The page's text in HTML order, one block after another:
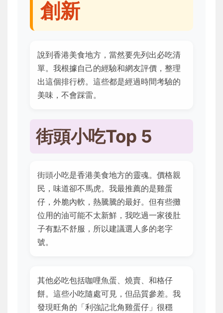
創新
說到香港美食地方，當然要先列出必吃清
單。我根據自己的經驗和網友評價，整理
出這個排行榜。這些都是經過時間考驗的
美味，不會踩雷。
街頭小吃Top 5
街頭小吃是香港美食地方的靈魂。價格親
民，味道卻不馬虎。我最推薦的是雞蛋
仔，外脆內軟，熱騰騰的最好。但有些攤
位用的油可能不太新鮮，我吃過一家後肚
子有點不舒服，所以建議選人多的老字
號。
其他必吃包括咖哩魚蛋、燒賣、和格仔
餅。這些小吃隨處可見，但品質參差。我
發現旺角的「利強記北角雞蛋仔」很穩